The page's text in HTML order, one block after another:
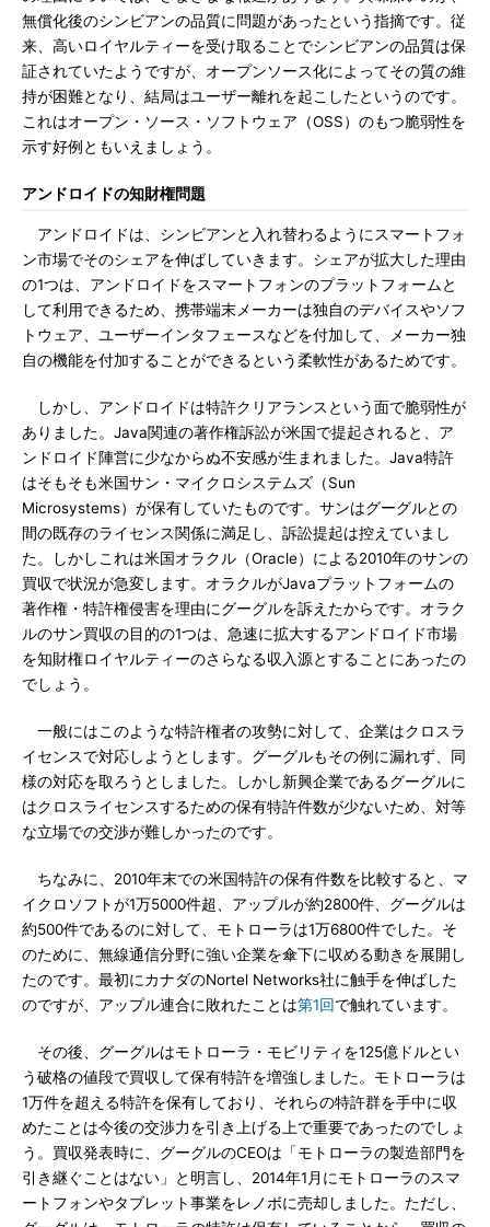
無償化後のシンビアンの品質に問題があったという指摘です。従
来、高いロイヤルティーを受け取ることでシンビアンの品質は保
証されていたようですが、オープンソース化によってその質の維
持が困難となり、結局はユーザー離れを起こしたというのです。
これはオープン・ソース・ソフトウェア（OSS）のもつ脆弱性を
示す好例ともいえましょう。
アンドロイドの知財権問題
アンドロイドは、シンビアンと入れ替わるようにスマートフォ
ン市場でそのシェアを伸ばしていきます。シェアが拡大した理由
の1つは、アンドロイドをスマートフォンのプラットフォームと
して利用できるため、携帯端末メーカーは独自のデバイスやソフ
トウェア、ユーザーインタフェースなどを付加して、メーカー独
自の機能を付加することができるという柔軟性があるためです。
しかし、アンドロイドは特許クリアランスという面で脆弱性が
ありました。Java関連の著作権訴訟が米国で提起されると、ア
ンドロイド陣営に少なからぬ不安感が生まれました。Java特許
はそもそも米国サン・マイクロシステムズ（Sun
Microsystems）が保有していたものです。サンはグーグルとの
間の既存のライセンス関係に満足し、訴訟提起は控えていまし
た。しかしこれは米国オラクル（Oracle）による2010年のサンの
買収で状況が急変します。オラクルがJavaプラットフォームの
著作権・特許権侵害を理由にグーグルを訴えたからです。オラク
ルのサン買収の目的の1つは、急速に拡大するアンドロイド市場
を知財権ロイヤルティーのさらなる収入源とすることにあったの
でしょう。
一般にはこのような特許権者の攻勢に対して、企業はクロスラ
イセンスで対応しようとします。グーグルもその例に漏れず、同
様の対応を取ろうとしました。しかし新興企業であるグーグルに
はクロスライセンスするための保有特許件数が少ないため、対等
な立場での交渉が難しかったのです。
ちなみに、2010年末での米国特許の保有件数を比較すると、マ
イクロソフトが1万5000件超、アップルが約2800件、グーグルは
約500件であるのに対して、モトローラは1万6800件でした。そ
のために、無線通信分野に強い企業を傘下に収める動きを展開し
たのです。最初にカナダのNortel Networks社に触手を伸ばした
のですが、アップル連合に敗れたことは第1回で触れています。
その後、グーグルはモトローラ・モビリティを125億ドルとい
う破格の値段で買収して保有特許を増強しました。モトローラは
1万件を超える特許を保有しており、それらの特許群を手中に収
めたことは今後の交渉力を引き上げる上で重要であったのでしょ
う。買収発表時に、グーグルのCEOは「モトローラの製造部門を
引き継ぐことはない」と明言し、2014年1月にモトローラのスマ
ートフォンやタブレット事業をレノボに売却しました。ただし、